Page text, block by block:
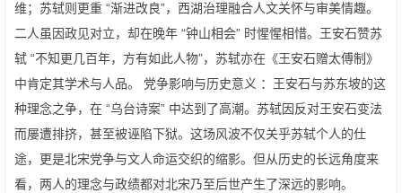
维；苏轼则更重 “渐进改良”，西湖治理融合人文关怀与审美情趣。
二人虽因政见对立，却在晚年 “钟山相会” 时惺惺相惜。王安石赞苏
轼 “不知更几百年，方有如此人物”，苏轼亦在《王安石赠太傅制》
中肯定其学术与人品。 党争影响与历史意义 ：王安石与苏东坡的这
种理念之争，在 “乌台诗案” 中达到了高潮。苏轼因反对王安石变法
而屡遭排挤，甚至被诬陷下狱。这场风波不仅关乎苏轼个人的仕
途，更是北宋党争与文人命运交织的缩影。但从历史的长远角度来
看，两人的理念与政绩都对北宋乃至后世产生了深远的影响。